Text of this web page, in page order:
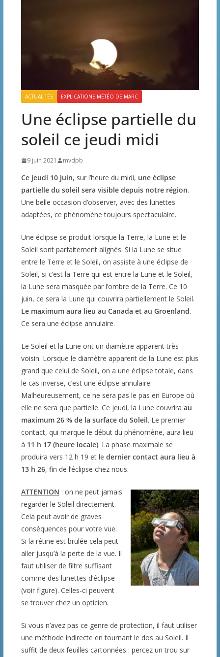
ACTUALITÉS EXPLICATIONS MÉTÉO DE MARC
Une éclipse partielle du
soleil ce jeudi midi
9 juin 2021 mvdpb
Ce jeudi 10 juin, sur l’heure du midi, une éclipse
partielle du soleil sera visible depuis notre région.
Une belle occasion d’observer, avec des lunettes
adaptées, ce phénomène toujours spectaculaire.
Une éclipse se produit lorsque la Terre, la Lune et le
Soleil sont parfaitement alignés. Si la Lune se situe
entre le Terre et le Soleil, on assiste à une éclipse de
Soleil, si c’est la Terre qui est entre la Lune et le Soleil,
la Lune sera masquée par l’ombre de la Terre. Ce 10
juin, ce sera la Lune qui couvrira partiellement le Soleil.
Le maximum aura lieu au Canada et au Groenland.
Ce sera une éclipse annulaire.
Le Soleil et la Lune ont un diamètre apparent très
voisin. Lorsque le diamètre apparent de la Lune est plus
grand que celui de Soleil, on a une éclipse totale, dans
le cas inverse, c’est une éclipse annulaire.
Malheureusement, ce ne sera pas le pas en Europe où
elle ne sera que partielle. Ce jeudi, la Lune couvrira au
maximum 26 % de la surface du Soleil. Le premier
contact, qui marque le début du phénomène, aura lieu
à 11 h 17 (heure locale). La phase maximale se
produira vers 12 h 19 et le dernier contact aura lieu à
13 h 26, fin de l’éclipse chez nous.
ATTENTION : on ne peut jamais
regarder le Soleil directement.
Cela peut avoir de graves
conséquences pour votre vue.
Si la rétine est brulée cela peut
aller jusqu’à la perte de la vue. Il
faut utiliser de filtre suffisant
comme des lunettes d’éclipse
(voir figure). Celles-ci peuvent
se trouver chez un opticien.
Si vous n’avez pas ce genre de protection, il faut utiliser
une méthode indirecte en tournant le dos au Soleil. Il
suffit de deux feuilles cartonnées : percez un trou sur